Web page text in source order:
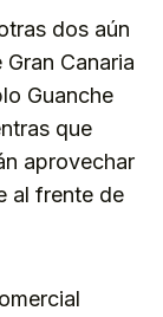
dos aún
Canaria
Guanche
que
aprovechar
al frente de